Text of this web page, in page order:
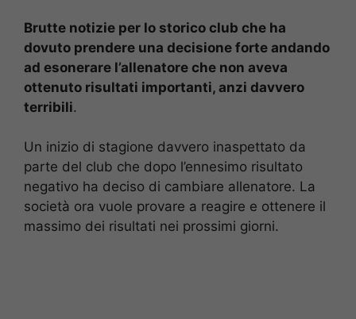
Brutte notizie per lo storico club che ha
dovuto prendere una decisione forte andando
ad esonerare l’allenatore che non aveva
ottenuto risultati importanti, anzi davvero
terribili.
Un inizio di stagione davvero inaspettato da
parte del club che dopo l’ennesimo risultato
negativo ha deciso di cambiare allenatore. La
società ora vuole provare a reagire e ottenere il
massimo dei risultati nei prossimi giorni.